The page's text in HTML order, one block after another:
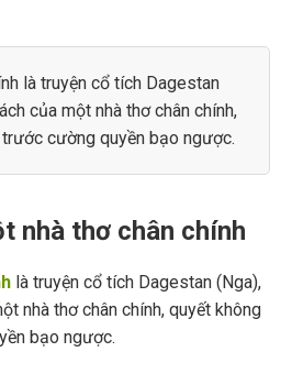
là truyện cổ tích Dagestan
của một nhà thơ chân chính,
cường quyền bạo ngược.
nhà thơ chân chính
là truyện cổ tích Dagestan (Nga),
nhà thơ chân chính, quyết không
bạo ngược.